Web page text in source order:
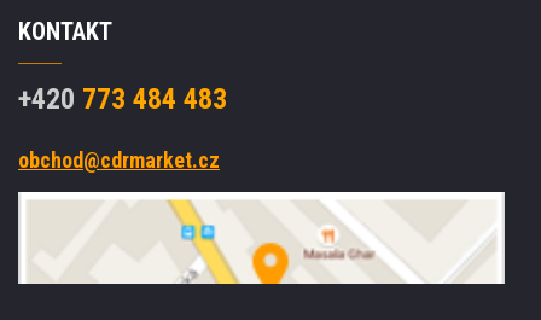
KONTAKT
+420 773 484 483
obchod@cdrmarket.cz